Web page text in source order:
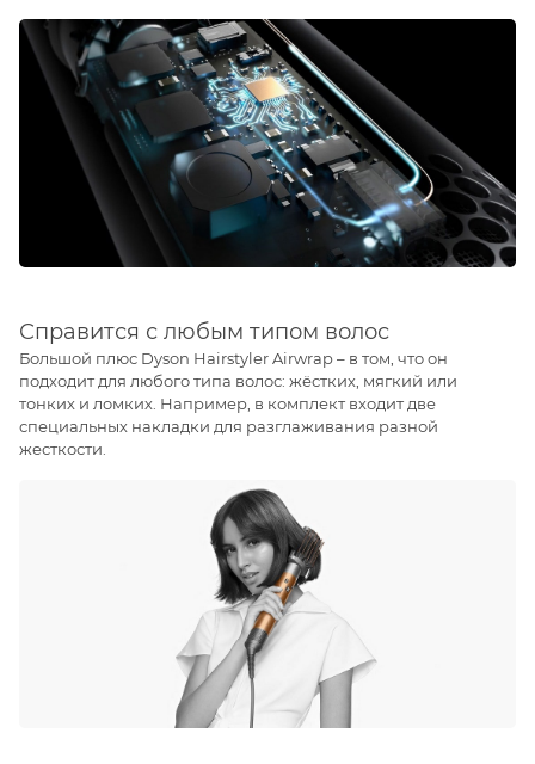
Справится с любым типом волос
Большой плюс Dyson Hairstyler Airwrap – в том, что он
подходит для любого типа волос: жёстких, мягкий или
тонких и ломких. Например, в комплект входит две
специальных накладки для разглаживания разной
жесткости.